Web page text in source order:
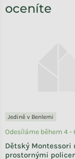
oceníte
Jedině v Benlemi
Dětský Montessori
prostornými
Odesíláme během 4 -